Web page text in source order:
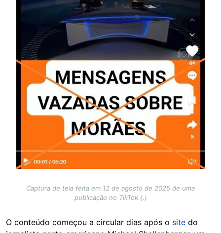
Captura de tela feita em 12 de agosto de 2025 de uma
publicação no TikTok (.)
O conteúdo começou a circular dias após o site do